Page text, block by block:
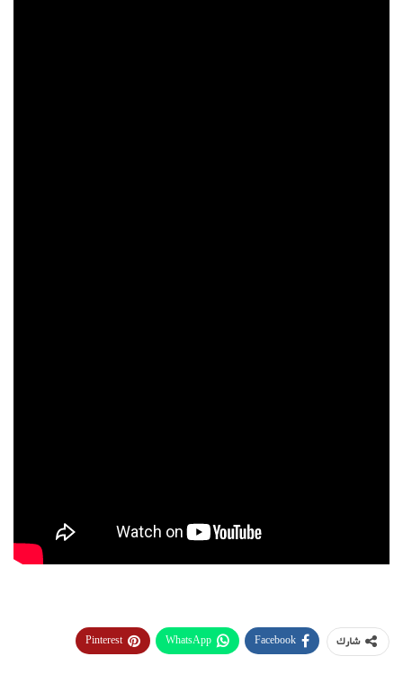
شارك Facebook
WhatsApp
Pinterest